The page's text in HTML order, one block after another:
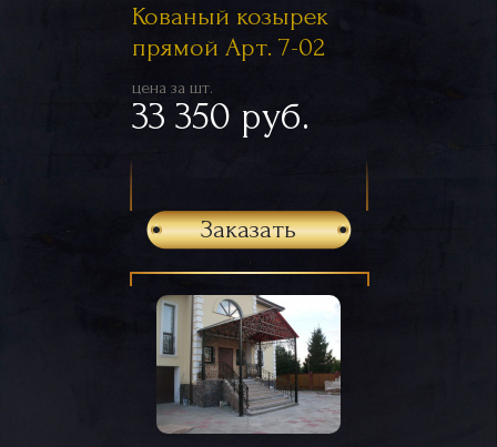
Кованый козырек
прямой Арт. 7-02
цена за шт.
33 350 руб.
Заказать